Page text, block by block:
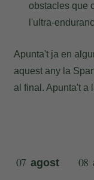
obstacles que
l'ultra-
Apunta't ja en
aquest any la
al final. Apunta't a
07 agost 08